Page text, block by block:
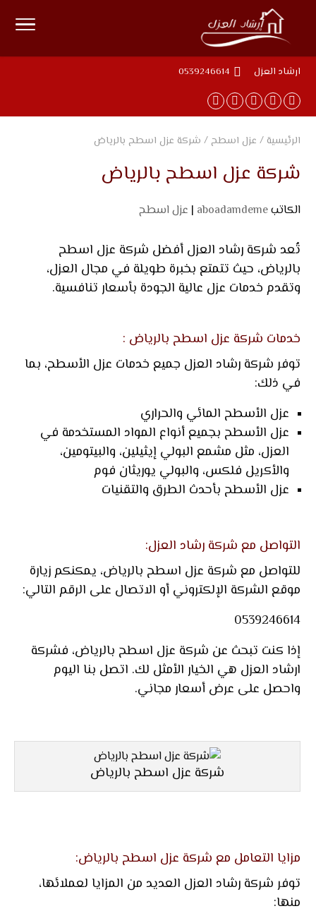
ارشاد العزل 0539246614
الرئيسية / عزل اسطح / شركة عزل اسطح بالرياض
شركة عزل اسطح بالرياض
الكاتبaboadamdeme
| عزل اسطح
تُعد شركة رشاد العزل أفضل شركة عزل اسطح
بالرياض، حيث تتمتع بخبرة طويلة في مجال العزل،
وتقدم خدمات عزل عالية الجودة بأسعار تنافسية.
خدمات شركة عزل اسطح بالرياض :
توفر شركة رشاد العزل جميع خدمات عزل الأسطح، بما
في ذلك:
عزل الأسطح المائي والحراري
عزل الأسطح بجميع أنواع المواد المستخدمة في
العزل، مثل مشمع البولي إيثيلين، والبيتومين،
والأكريل فلكس، والبولي يوريثان فوم
عزل الأسطح بأحدث الطرق والتقنيات
التواصل مع شركة رشاد العزل:
للتواصل مع شركة عزل اسطح بالرياض، يمكنكم زيارة
موقع الشركة الإلكتروني أو الاتصال على الرقم التالي:
0539246614
إذا كنت تبحث عن شركة عزل اسطح بالرياض، فشركة
ارشاد العزل هي الخيار الأمثل لك. اتصل بنا اليوم
واحصل على عرض أسعار مجاني.
شركة عزل اسطح بالرياض
مزايا التعامل مع شركة عزل اسطح بالرياض:
توفر شركة رشاد العزل العديد من المزايا لعملائها،
منها: